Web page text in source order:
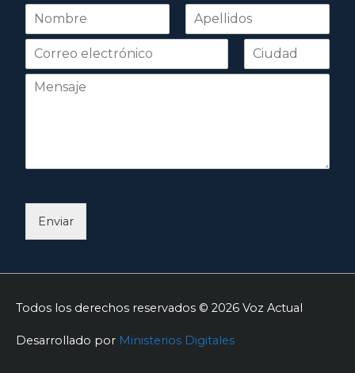
N
m
r
Nombre Apellidos
Enviar
Todos los derechos reservados © 2026 Voz Actual
Desarrollado por Ministerios Digitales